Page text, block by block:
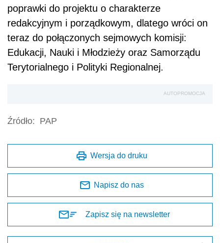
poprawki do projektu o charakterze
redakcyjnym i porządkowym, dlatego wróci on
teraz do połączonych sejmowych komisji:
Edukacji, Nauki i Młodzieży oraz Samorządu
Terytorialnego i Polityki Regionalnej.
AUTOPROMOCJA
Źródło: PAP
Wersja do druku
Napisz do nas
Zapisz się na newsletter